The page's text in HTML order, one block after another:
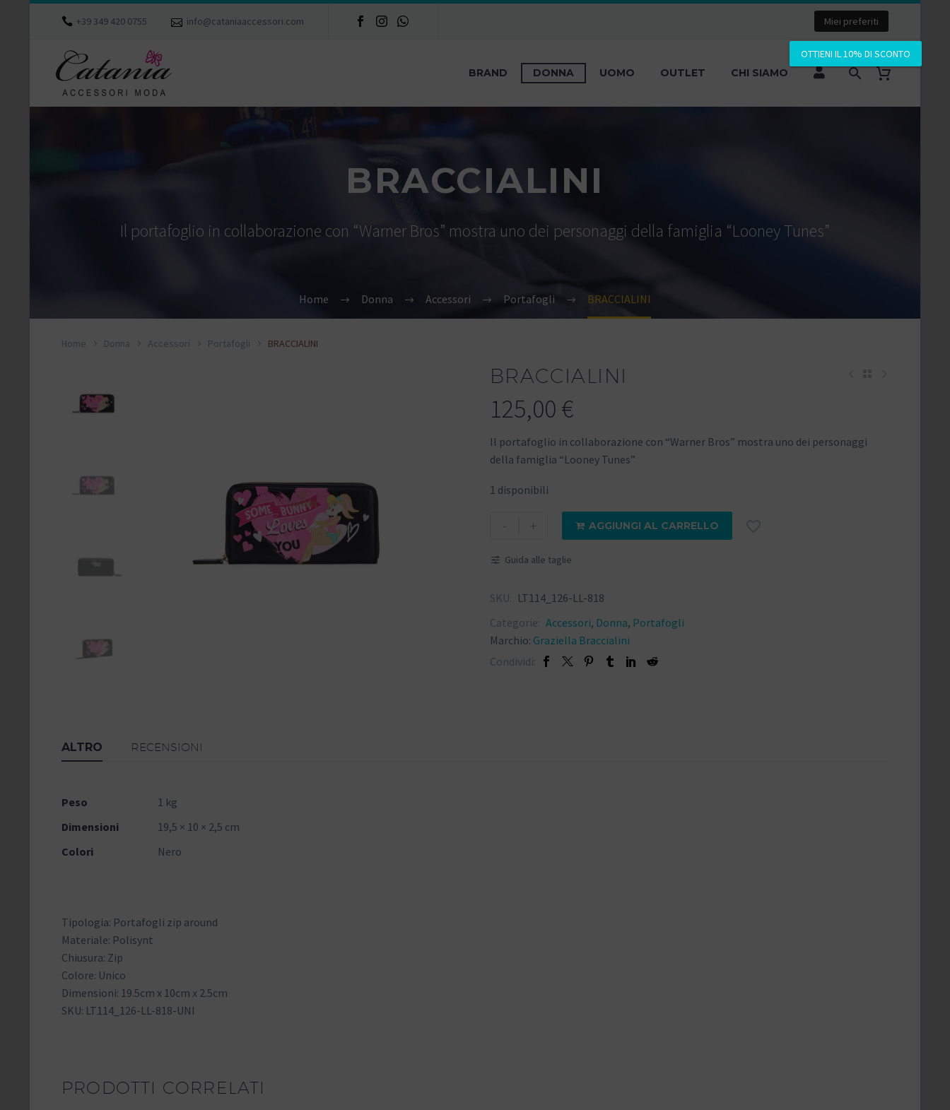
OTTIENI IL 10% DI SCONTO
+39 349 420 0755 info@cataniaaccessori.com Miei preferiti
BRAND DONNA UOMO OUTLET CHI SIAMO
BRACCIALINI
Il portafoglio in collaborazione con “Warner Bros” mostra uno dei personaggi della famiglia “Looney Tunes”
Home Donna Accessori Portafogli BRACCIALINI
Home Donna Accessori Portafogli BRACCIALINI
BRACCIALINI
125,00 €
Il portafoglio in collaborazione con “Warner Bros” mostra uno dei personaggi
della famiglia “Looney Tunes”
1 disponibili
- +  AGGIUNGI AL CARRELLO
Guida alle taglie
SKU: LT114_126-LL-818
Categorie: Accessori, Donna, Portafogli
Marchio: Graziella Braccialini
Condividi:
ALTRO RECENSIONI
Peso
1 kg
Dimensioni
19,5 × 10 × 2,5 cm
Colori
Nero
Tipologia: Portafogli zip around
Materiale: Polisynt
Chiusura: Zip
Colore: Unico
Dimensioni: 19.5cm x 10cm x 2.5cm
SKU: LT114_126-LL-818-UNI
PRODOTTI CORRELATI